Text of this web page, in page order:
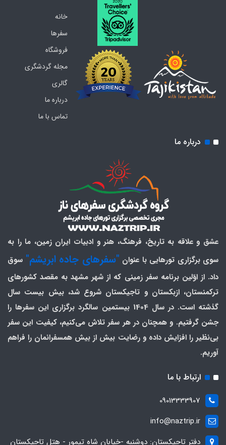
خانه
سفرها
فروشگاه
مجله گردشگری
گالری
درباره ما
تماس با ما
درباره ما
عشق و علاقه به تاریخ، فرهنگ، هنر و ادبیات ایران زمین، ما را به
سوی برگزاری تورهایی با عنوان "سفرهای جاده ابریشم" سوق
داد. از اوّلین برنامه سفر زمینی که از شهر مشهد به مقصد کشورهای
ترکمنستان، ازبکستان و تاجیکستان شروع شد، بیش بیست سال
گذشته است. در سال 1404 بیستمین سالگرد برگزاری این سفرها را
جشن گرفتیم. و همچنان در هر سفر تلاش می‌کنیم، کیفیت این سفر
بی‌نظیر را افزایش داده و رضایت بیش از بیش همسفرانمان را فراهم
آوریم.
ارتباط با ما
09013333907
info@naztrip.ir
دفتر تاجیکستان: دوشنبه -خیابان شاه تیمور - هتل تاجیکستان